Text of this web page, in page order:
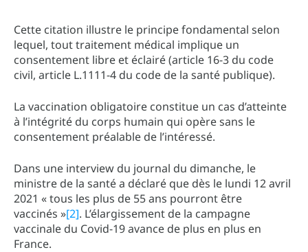
Cette citation illustre le principe fondamental selon
lequel, tout traitement médical implique un
consentement libre et éclairé (article 16-3 du code
civil, article L.1111-4 du code de la santé publique).
La vaccination obligatoire constitue un cas d’atteinte
à l’intégrité du corps humain qui opère sans le
consentement préalable de l’intéressé.
Dans une interview du journal du dimanche, le
ministre de la santé a déclaré que dès le lundi 12 avril
2021 « tous les plus de 55 ans pourront être
vaccinés »[2]. L’élargissement de la campagne
vaccinale du Covid-19 avance de plus en plus en
France.